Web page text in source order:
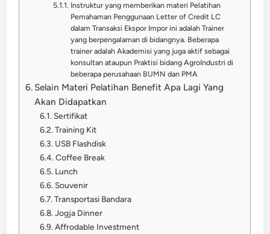
Instruktur yang memberikan materi Pelatihan
Pemahaman Penggunaan Letter of Credit LC
dalam Transaksi Ekspor Impor ini adalah Trainer
yang berpengalaman di bidangnya. Beberapa
trainer adalah Akademisi yang juga aktif sebagai
konsultan ataupun Praktisi bidang AgroIndustri di
beberapa perusahaan BUMN dan PMA
Selain Materi Pelatihan Benefit Apa Lagi Yang
Akan Didapatkan
Sertifikat
Training Kit
USB Flashdisk
Coffee Break
Lunch
Souvenir
Transportasi Bandara
Jogja Dinner
Affrodable Investment